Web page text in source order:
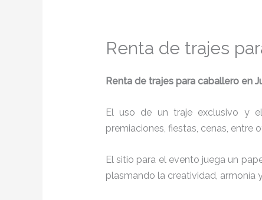
Renta de trajes
Renta de trajes para caballero en
El uso de un traje exclusivo y
premiaciones, fiestas, cenas, entre
El sitio para el evento juega un
plasmando la creatividad, armonía